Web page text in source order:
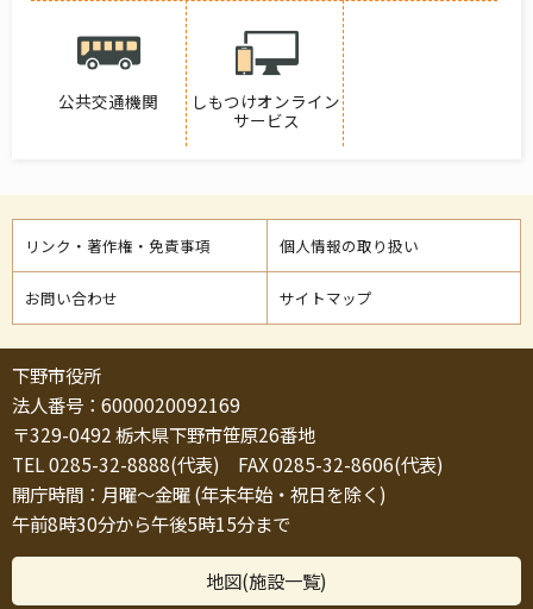
公共交通機関
しもつけオンライン
サービス
リンク・著作権・免責事項 個人情報の取り扱い
お問い合わせ サイトマップ
下野市役所
法人番号：6000020092169
〒329-0492 栃木県下野市笹原26番地
TEL 0285-32-8888(代表) FAX 0285-32-8606(代表)
開庁時間：月曜～金曜 (年末年始・祝日を除く)
午前8時30分から午後5時15分まで
地図(施設一覧)